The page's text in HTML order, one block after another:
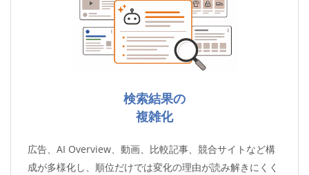
検索結果の
複雑化
広告、AI Overview、動画、比較記事、競合サイトなど構
成が多様化し、順位だけでは変化の理由が読み解きにくく